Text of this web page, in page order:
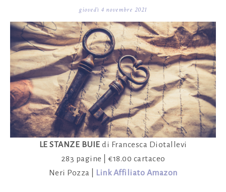
giovedì 4 novembre 2021
LE STANZE BUIE di Francesca Diotallevi
283 pagine | €18.00 cartaceo
Neri Pozza |
Link Affiliato Amazon